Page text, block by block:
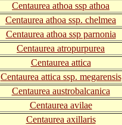
Centaurea athoa ssp athoa
Centaurea athoa ssp. chelmea
Centaurea athoa ssp parnonia
Centaurea atropurpurea
Centaurea attica
Centaurea attica ssp. megarensis
Centaurea austrobalcanica
Centaurea avilae
Centaurea axillaris